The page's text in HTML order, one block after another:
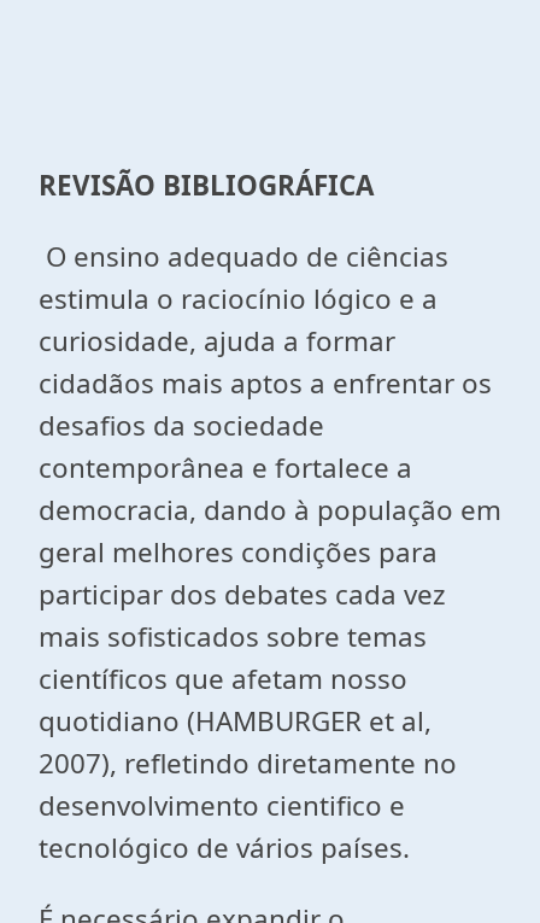
REVISÃO BIBLIOGRÁFICA
O ensino adequado de ciências
estimula o raciocínio lógico e a
curiosidade, ajuda a formar
cidadãos mais aptos a enfrentar os
desafios da sociedade
contemporânea e fortalece a
democracia, dando à população em
geral melhores condições para
participar dos debates cada vez
mais sofisticados sobre temas
científicos que afetam nosso
quotidiano (HAMBURGER et al,
2007), refletindo diretamente no
desenvolvimento cientifico e
tecnológico de vários países.